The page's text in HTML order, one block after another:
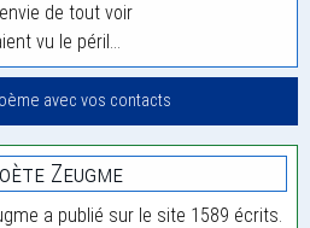
de tout voir
vu le péril…
avec vos contacts
Zeugme
a publié sur le site 1589 écrits.